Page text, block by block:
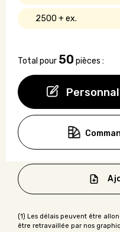
2500 +
Total pour 50 pièces :